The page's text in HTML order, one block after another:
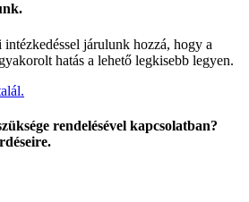
járulunk hozzá, hogy a
hatás a lehető legkisebb legyen.
rendelésével kapcsolatban?